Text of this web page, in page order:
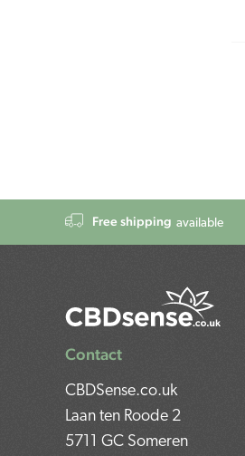
Free shipping available
Contact
CBDSense.co.uk
Laan ten Roode 2
5711 GC Someren